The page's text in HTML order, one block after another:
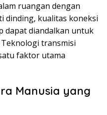
ruangan dengan
dinding, kualitas koneksi
dapat diandalkan untuk
transmisi
faktor utama
Manusia yang